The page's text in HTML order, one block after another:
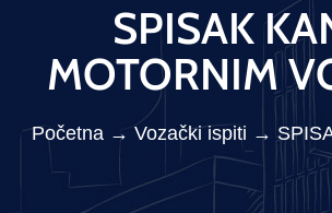
SPISAK
MOTORNIM
Početna → Vozački ispiti →